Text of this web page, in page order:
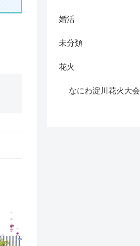
婚活
未分類
花火
なにわ淀川花火大会